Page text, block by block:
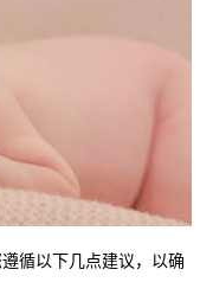
循以下几点建议，以确